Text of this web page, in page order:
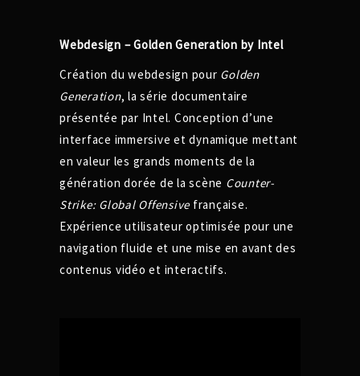
Webdesign – Golden Generation by Intel
Création du webdesign pour Golden
Generation, la série documentaire
présentée par Intel. Conception d’une
interface immersive et dynamique mettant
en valeur les grands moments de la
génération dorée de la scène Counter-
Strike: Global Offensive française.
Expérience utilisateur optimisée pour une
navigation fluide et une mise en avant des
contenus vidéo et interactifs.